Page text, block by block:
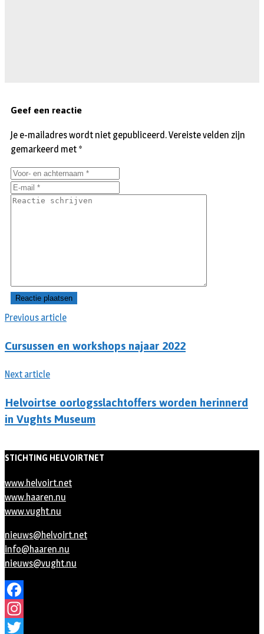
Previous article
Cursussen en workshops najaar 2022
Next article
Helvoirtse oorlogsslachtoffers worden herinnerd
in Vughts Museum
Geef een reactie
Je e-mailadres wordt niet gepubliceerd.Vereiste velden zijn
gemarkeerd met *
STICHTING HELVOIRTNET
www.helvoirt.net
www.haaren.nu
www.vught.nu
nieuws@helvoirt.net
info@haaren.nu
nieuws@vught.nu
Facebook
Instagram